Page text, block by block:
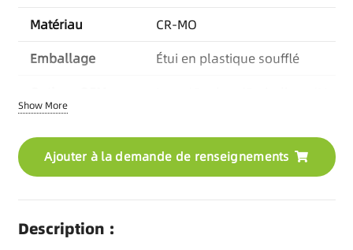
Matériau
CR-MO
Emballage
Étui en plastique soufflé
Délai de livraison
30-45 jours/Articles en stock
Show More
Ajouter à la demande de renseignements
Description :